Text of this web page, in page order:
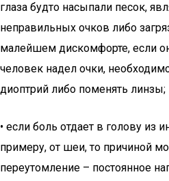
глаза будто насыпали песок,
неправильных очков либо
малейшем дискомфорте, если
человек надел очки,
диоптрий либо поменять линзы;
• если боль отдает в голову из
примеру, от шеи, то причиной
переутомление – постоянное